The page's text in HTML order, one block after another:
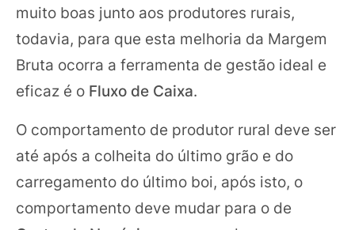
muito boas junto aos produtores rurais,
todavia, para que esta melhoria da Margem
Bruta ocorra a ferramenta de gestão ideal e
eficaz é o Fluxo de Caixa.
O comportamento de produtor rural deve ser
até após a colheita do último grão e do
carregamento do último boi, após isto, o
comportamento deve mudar para o de